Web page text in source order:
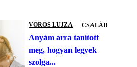
VÖRÖS LUJZA CSALÁD
Anyám arra tanított
meg, hogyan legyek
szolga...